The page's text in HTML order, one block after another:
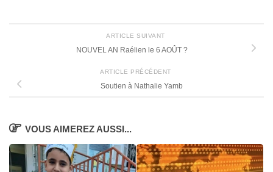
ARTICLE SUIVANT
NOUVEL AN Raélien le 6 AOÛT ?
ARTICLE PRÉCÉDENT
Soutien à Nathalie Yamb
VOUS AIMEREZ AUSSI...